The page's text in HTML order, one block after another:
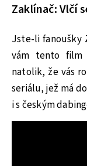
Zaklínač: Vlčí
Jste-li fanoušky
vám tento film
natolik, že vás
seriálu, jež má
i s českým